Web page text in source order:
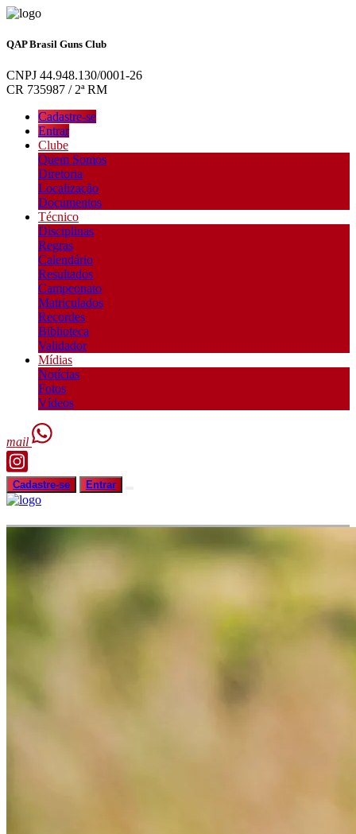
QAP Brasil Guns Club
CNPJ 44.948.130/0001-26
CR 735987 / 2ª RM
Cadastre-se
Entrar
Clube
Quem Somos
Diretoria
Localização
Documentos
Técnico
Disciplinas
Regras
Calendário
Resultados
Campeonato
Matriculados
Recordes
Biblioteca
Validador
Mídias
Notícias
Fotos
Vídeos
mail
Cadastre-se Entrar